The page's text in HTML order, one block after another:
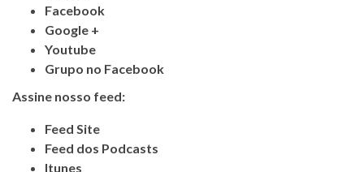
Facebook
Google +
Youtube
Grupo no Facebook
Assine nosso feed:
Feed Site
Feed dos Podcasts
Itunes